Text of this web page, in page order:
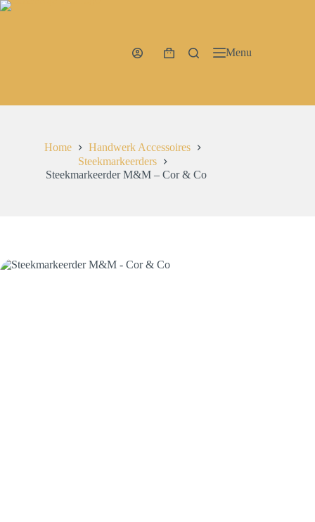
Ga
WinkelwagenMenu
Home
Handwerk Accessoires
Steekmarkeerders
Steekmarkeerder M&M – Cor & Co